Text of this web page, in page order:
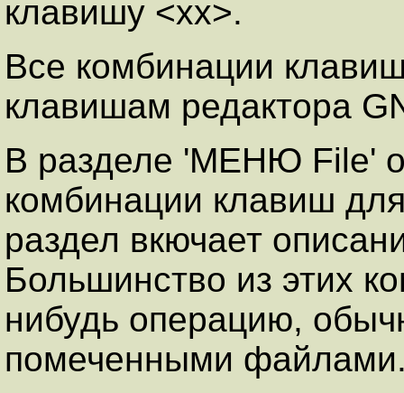
клавишу <xx>.
Все комбинации
клавишам редактора
В разделе 'МЕНЮ File'
комбинации клавиш
раздел вкючает
Большинство из этих
нибудь операцию,
помеченными